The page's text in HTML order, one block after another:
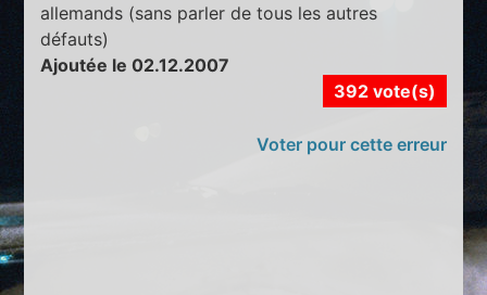
allemands (sans parler de tous les autres
défauts)
Ajoutée le 02.12.2007
392 vote(s)
Voter pour cette erreur